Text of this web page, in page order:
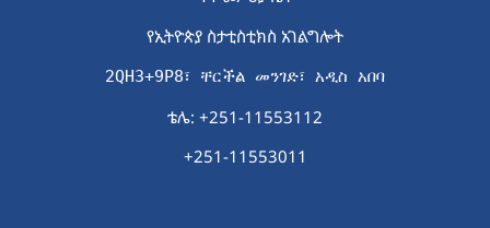
የኢትዮጵያ ስታቲስቲክስ አገልግሎት
2QH3+9P8፣ ቸርችል መንገድ፣ አዲስ አበባ
ቴሌ: +251-11553112
+251-11553011